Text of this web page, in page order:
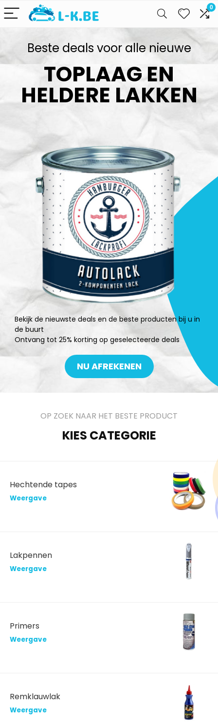
0
Beste deals voor alle nieuwe
TOPLAAG EN
HELDERE LAKKEN
Bekijk de nieuwste deals en de beste producten bij u in
de buurt
Ontvang tot 25% korting op geselecteerde deals
NU AFREKENEN
OP ZOEK NAAR HET BESTE PRODUCT
KIES CATEGORIE
Hechtende tapes
Weergave
Lakpennen
Weergave
Primers
Weergave
Remklauwlak
Weergave